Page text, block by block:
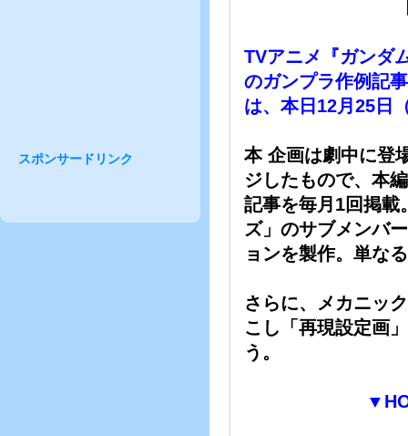
TVアニメ『ガンダ
のガンプラ作例記
は、本日12月25日
本 企画は劇中に登
ジしたもので、本
記事を毎月1回掲載
ズ」のサブメンバ
ョンを製作。単な
さらに、メカニッ
こし「再現設定画
う。
スポンサードリンク